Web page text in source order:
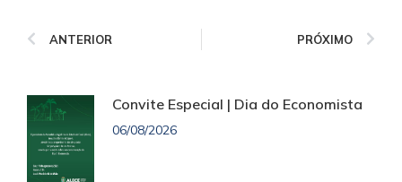
ANTERIOR PRÓXIMO
Convite Especial | Dia do Economista
06/08/2026